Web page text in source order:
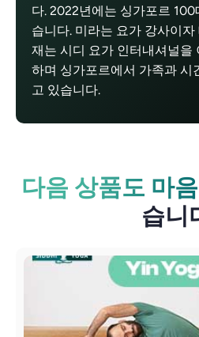
다. 2022년에는 싱가포르
습니다. 미라는 요가 강사이
재는 시디 요가 인터내셔널을
하며 싱가포르에서 가족과 시
고 있습니다.
다음 상품도 마
습니